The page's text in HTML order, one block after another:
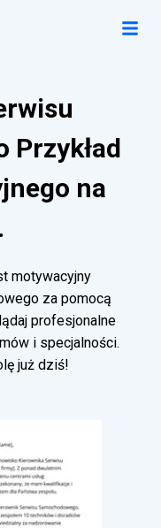
Przykład
na
motywacyjny
za pomocą
profesjonalne
i specjalności.
już dziś!